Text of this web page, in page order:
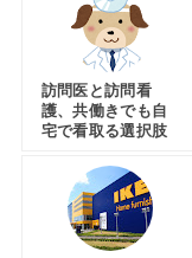
訪問医と訪問看
護、共働きでも自
宅で看取る選択肢